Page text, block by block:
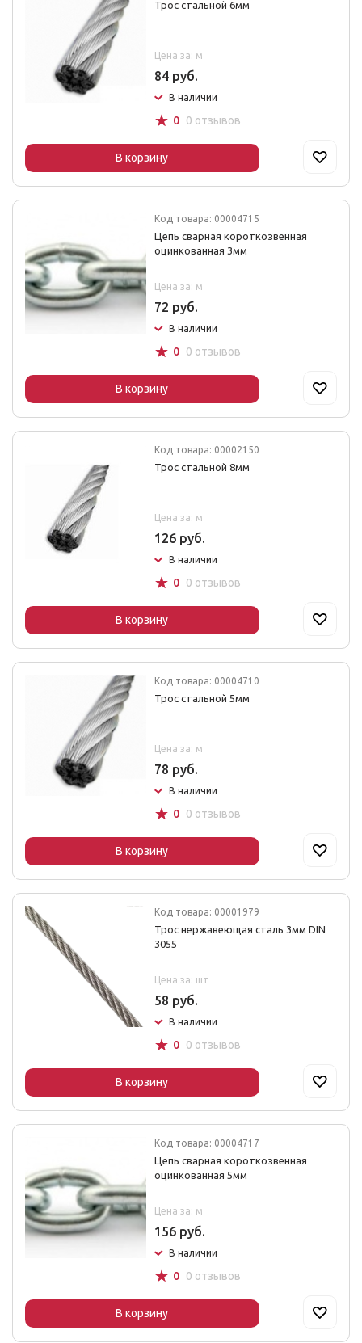
Трос стальной 6мм
Цена за: м
84 руб.
В наличии
☆ 0 0 отзывов
В корзину
Код товара: 00004715
Цепь сварная короткозвенная
оцинкованная 3мм
Цена за: м
72 руб.
В наличии
☆ 0 0 отзывов
В корзину
Код товара: 00002150
Трос стальной 8мм
Цена за: м
126 руб.
В наличии
☆ 0 0 отзывов
В корзину
Код товара: 00004710
Трос стальной 5мм
Цена за: м
78 руб.
В наличии
☆ 0 0 отзывов
В корзину
Код товара: 00001979
Трос нержавеющая сталь 3мм DIN
3055
Цена за: шт
58 руб.
В наличии
☆ 0 0 отзывов
В корзину
Код товара: 00004717
Цепь сварная короткозвенная
оцинкованная 5мм
Цена за: м
156 руб.
В наличии
☆ 0 0 отзывов
В корзину